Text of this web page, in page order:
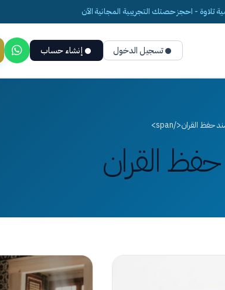
تلاوة - احجز حصتك التجريبية المجانية الآن
تسجيل الدخول إنشاء حساب
القران